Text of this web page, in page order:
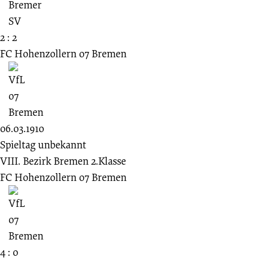
2 : 2
FC Hohenzollern 07 Bremen
06.03.1910
Spieltag unbekannt
VIII. Bezirk Bremen 2.Klasse
FC Hohenzollern 07 Bremen
4 : 0